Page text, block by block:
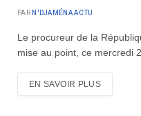
PAR N'DJAMÉNA ACTU
Le procureur de la
mise au point, ce mercredi
EN SAVOIR PLUS